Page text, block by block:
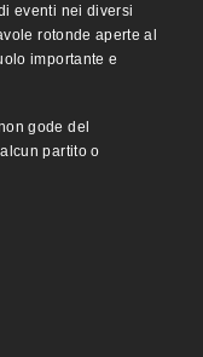
eventi nei diversi
rotonde aperte al
importante e
gode del
partito o